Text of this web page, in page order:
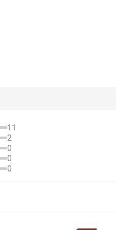
11
2
0
0
0